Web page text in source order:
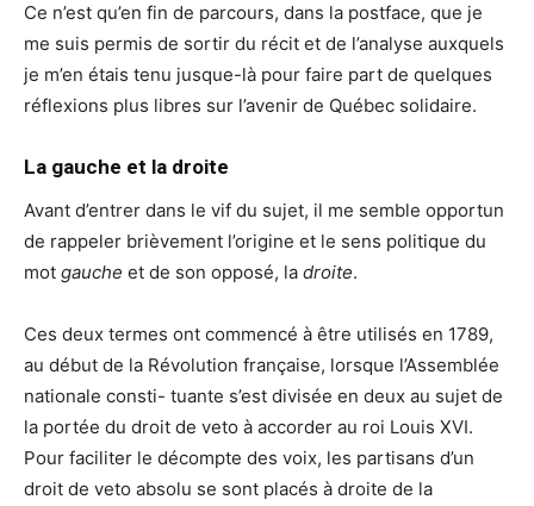
Ce n’est qu’en fin de parcours, dans la postface, que je
me suis permis de sortir du récit et de l’analyse auxquels
je m’en étais tenu jusque-là pour faire part de quelques
réflexions plus libres sur l’avenir de Québec solidaire.
La gauche et la droite
Avant d’entrer dans le vif du sujet, il me semble opportun
de rappeler brièvement l’origine et le sens politique du
mot gauche et de son opposé, la droite.
Ces deux termes ont commencé à être utilisés en 1789,
au début de la Révolution française, lorsque l’Assemblée
nationale consti- tuante s’est divisée en deux au sujet de
la portée du droit de veto à accorder au roi Louis XVI.
Pour faciliter le décompte des voix, les partisans d’un
droit de veto absolu se sont placés à droite de la